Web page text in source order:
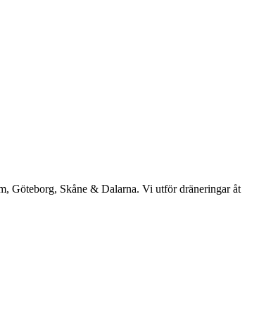
Göteborg, Skåne & Dalarna. Vi utför dräneringar åt